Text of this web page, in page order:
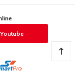
Youtube